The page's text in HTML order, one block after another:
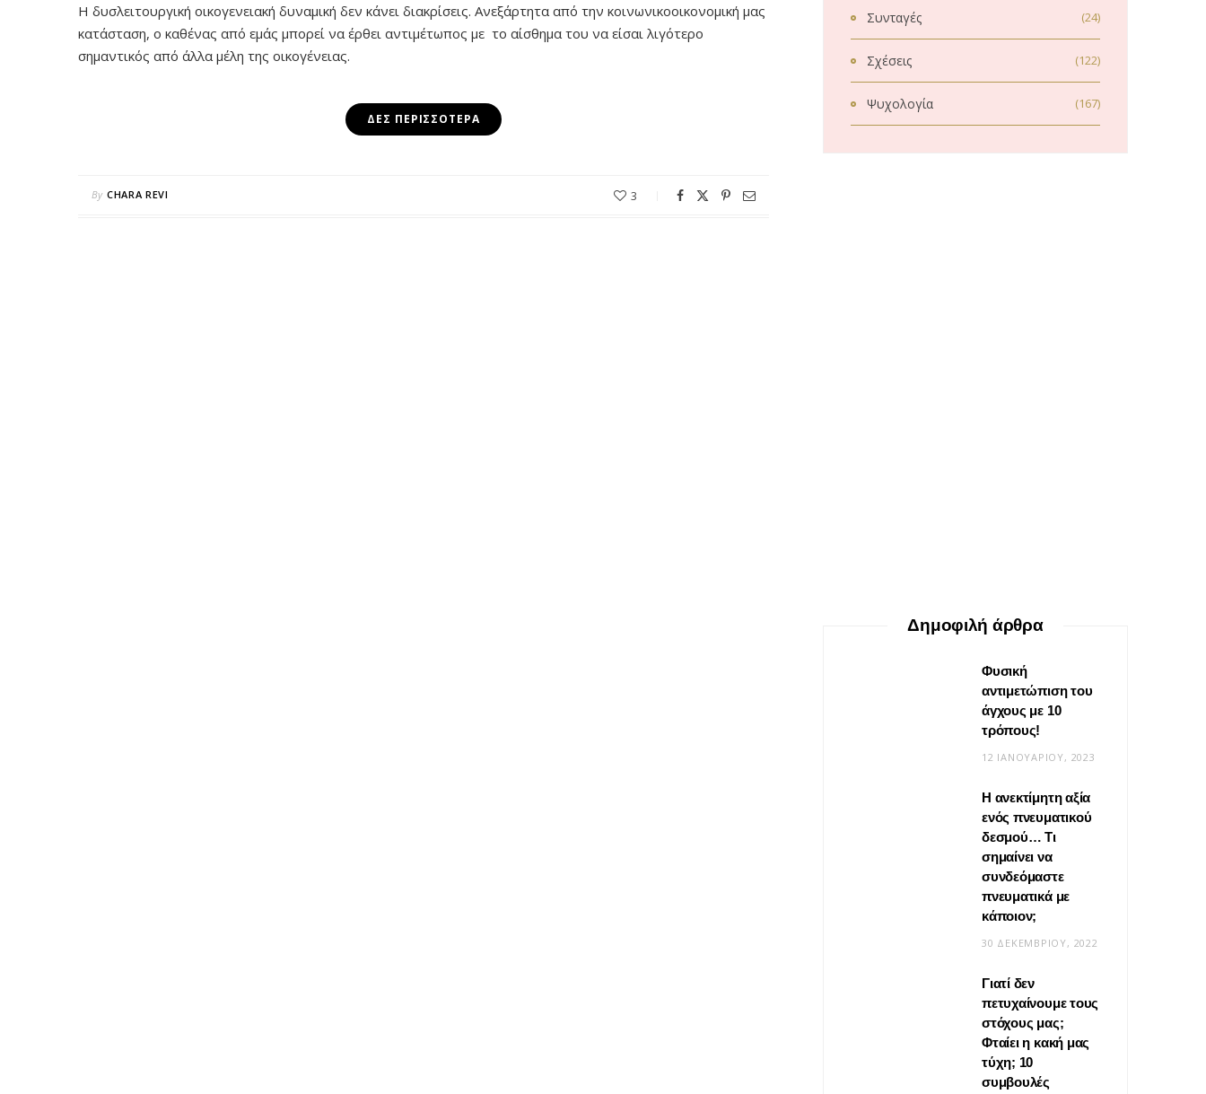
Η δυσλειτουργική οικογενειακή δυναμική δεν κάνει διακρίσεις. Ανεξάρτητα από την κοινωνικοοικονομική μας
κατάσταση, ο καθένας από εμάς μπορεί να έρθει αντιμέτωπος με το αίσθημα του να είσαι λιγότερο
σημαντικός από άλλα μέλη της οικογένειας.
ΔΕΣ ΠΕΡΙΣΣΌΤΕΡΑ
By CHARA REVI 3
Συνταγές (24)
Σχέσεις (122)
Ψυχολογία (167)
Βίντεο: Μεταμόρφωσε το
φουλάρι σου σε κιμονό
20 ΜΑΪ́ΟΥ, 2026
Δημοφιλή άρθρα
Φυσική
αντιμετώπιση του
άγχους με 10
τρόπους!
12 ΙΑΝΟΥΑΡΊΟΥ, 2023
Η ανεκτίμητη αξία
ενός πνευματικού
δεσμού… Τι
σημαίνει να
συνδεόμαστε
πνευματικά με
κάποιον;
30 ΔΕΚΕΜΒΡΊΟΥ, 2022
Γιατί δεν
πετυχαίνουμε τους
στόχους μας;
Φταίει η κακή μας
τύχη; 10
συμβουλές